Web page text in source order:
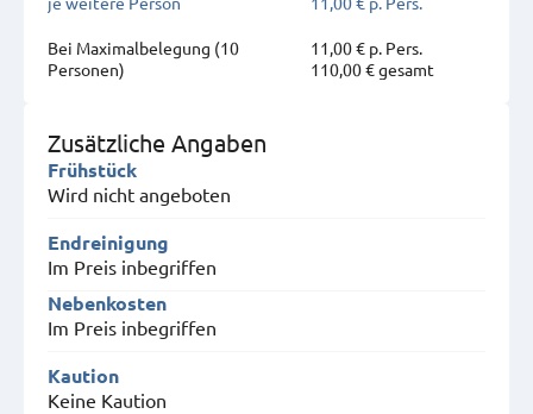
Bei Maximal­belegung (10
Personen)
11,00 € p. Pers.
110,00 € gesamt
Zusätzliche Angaben
Frühstück
Wird nicht angeboten
Endreinigung
Im Preis inbegriffen
Nebenkosten
Im Preis inbegriffen
Kaution
Keine Kaution